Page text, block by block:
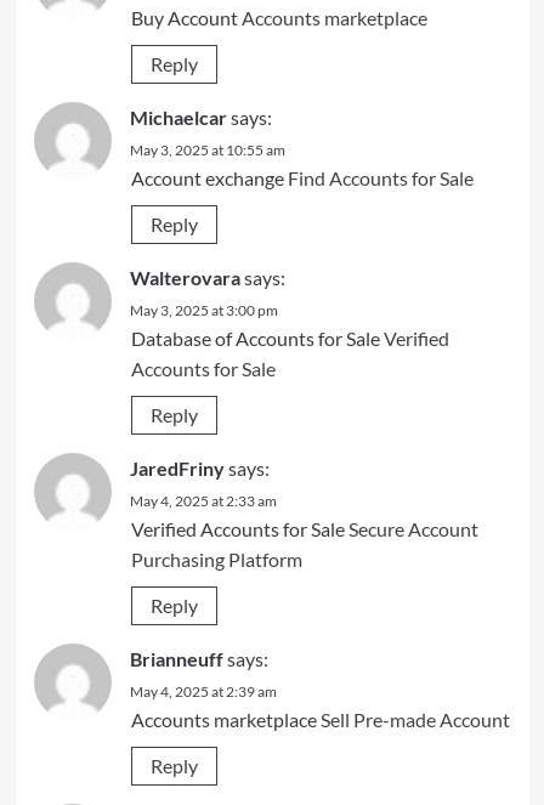
Buy Account Accounts marketplace
Reply
Michaelcarsays:
May 3, 2025 at 10:55 am
Account exchange Find Accounts for Sale
Reply
Walterovarasays:
May 3, 2025 at 3:00 pm
Database of Accounts for SaleVerified
Accounts for Sale
Reply
JaredFrinysays:
May 4, 2025 at 2:33 am
Verified Accounts for Sale Secure Account
Purchasing Platform
Reply
Brianneuffsays:
May 4, 2025 at 2:39 am
Accounts marketplace Sell Pre-made Account
Reply